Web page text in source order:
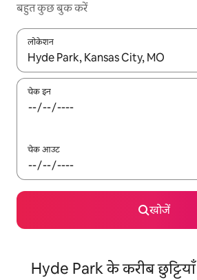
बहुत कुछ बुक करें
लोकेशन
नतीजों के उपलब्ध होने पर, अप और डाउन 'ऐरो
चेक इन
चेक आउट
खोजें
Hyde Park के करीब